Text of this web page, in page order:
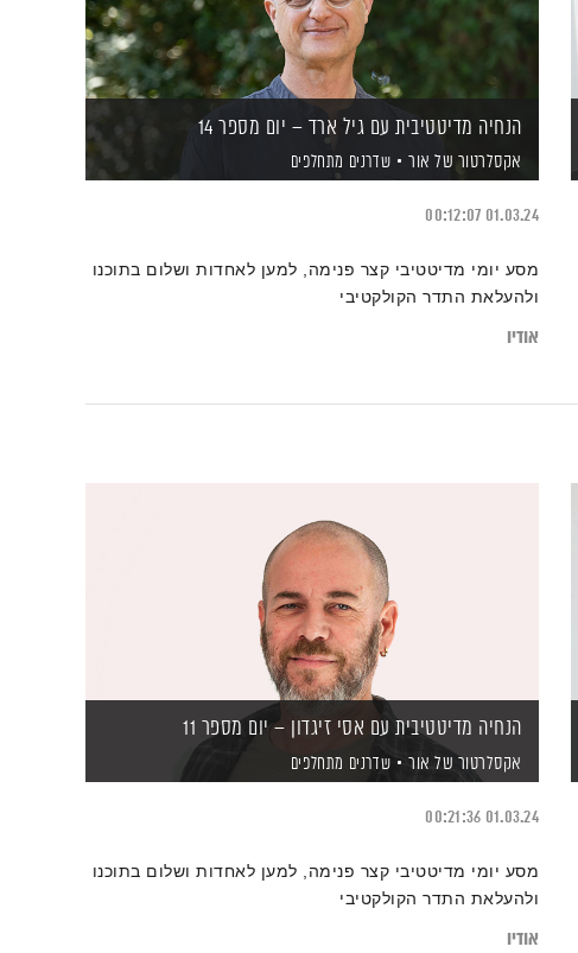
הנחיה מדיטטיבית עם גיל ארד – יום מספר 14
אקסלרטור של אור שדרנים מתחלפים
01.03.24
00:12:07
מסע יומי מדיטטיבי קצר פנימה, למען לאחדות ושלום בתוכנו
ולהעלאת התדר הקולקטיבי
אודיו
הנחיה מדיטטיבית עם אסי זיגדון – יום מספר 11
אקסלרטור של אור שדרנים מתחלפים
01.03.24
00:21:36
מסע יומי מדיטטיבי קצר פנימה, למען לאחדות ושלום בתוכנו
ולהעלאת התדר הקולקטיבי
אודיו